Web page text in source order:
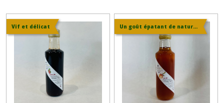
Vif et délicat Un goût épatant de naturel